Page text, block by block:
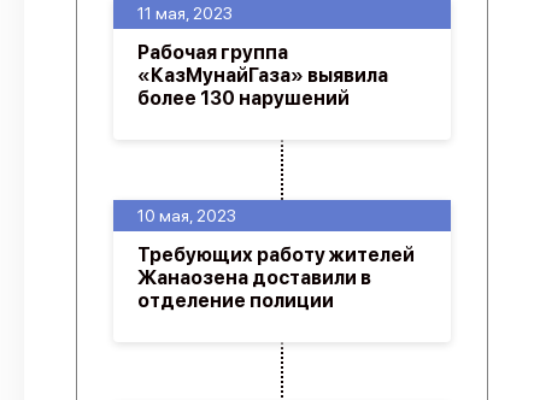
10 мая, 2023
Требующих работу жителей
Жанаозена доставили в
отделение полиции
11 мая, 2023
Рабочая группа
«КазМунайГаза» выявила
более 130 нарушений